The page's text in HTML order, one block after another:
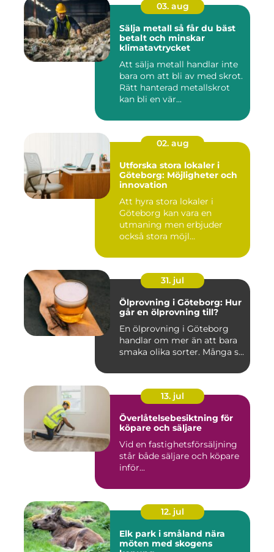
03. aug
Sälja metall så får du bäst
betalt och minskar
klimatavtrycket
Att sälja metall handlar inte
bara om att bli av med skrot.
Rätt hanterad metallskrot
kan bli en vär...
02. aug
Utforska stora lokaler i
Göteborg: Möjligheter och
innovation
Att hyra stora lokaler i
Göteborg kan vara en
utmaning men erbjuder
också stora möjl...
31. jul
Ölprovning i Göteborg: Hur
går en ölprovning till?
En ölprovning i Göteborg
handlar om mer än att bara
smaka olika sorter. Många s...
13. jul
Överlåtelsebesiktning för
köpare och säljare
Vid en fastighetsförsäljning
står både säljare och köpare
inför...
12. jul
Elk park i småland nära
möten med skogens